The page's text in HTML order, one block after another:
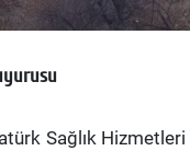
Sağlık